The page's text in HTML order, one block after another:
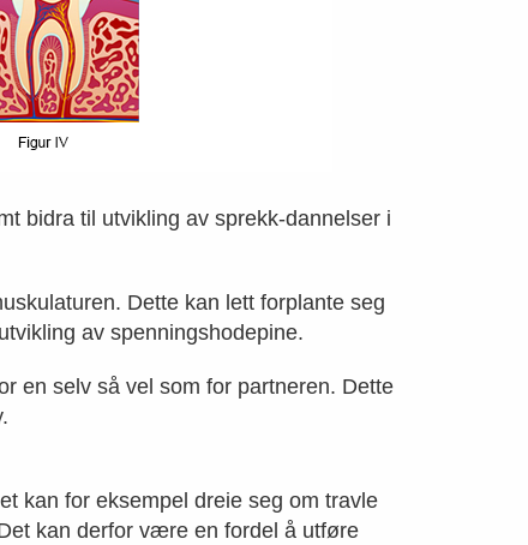
bidra til utvikling av sprekk-dannelser i
Dette kan lett forplante seg
av spenningshodepine.
en selv så vel som for partneren. Dette
kan for eksempel dreie seg om travle
kan derfor være en fordel å utføre